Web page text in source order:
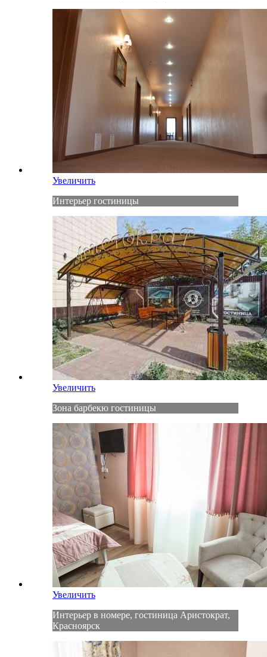
Увеличить
Интерьер гостиницы
Увеличить
Зона барбекю гостиницы
Увеличить
Интерьер в номере, гостиница Аристократ,
Красноярск